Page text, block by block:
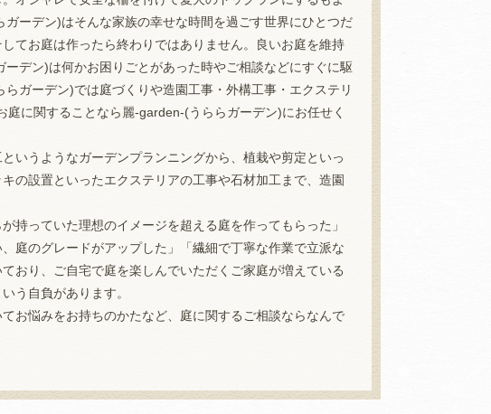
ーデン)はそんな家族の幸せな時間を過ごす世界にひとつだ
てお庭は作ったら終わりではありません。良いお庭を維持
デン)は何かお困りごとがあった時やご相談などにすぐに駆
ガーデン)では庭づくりや造園工事・外構工事・エクステリ
に関することなら麗-garden-(うららガーデン)にお任せく
いうようなガーデンプランニングから、植栽や剪定といっ
の設置といったエクステリアの工事や石材加工まで、造園
持っていた理想のイメージを超える庭を作ってもらった」
庭のグレードがアップした」「繊細で丁寧な作業で立派な
おり、ご自宅で庭を楽しんでいただくご家庭が増えている
う自負があります。
お悩みをお持ちのかたなど、庭に関するご相談ならなんで